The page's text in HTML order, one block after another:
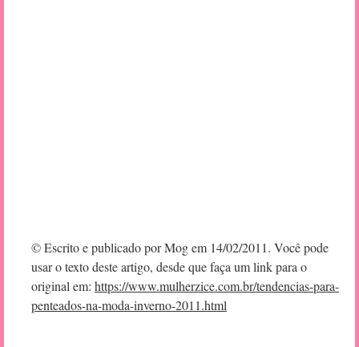
© Escrito e publicado por Mog em 14/02/2011. Você pode
usar o texto deste artigo, desde que faça um link para o
original em: https://www.mulherzice.com.br/tendencias-para-
penteados-na-moda-inverno-2011.html